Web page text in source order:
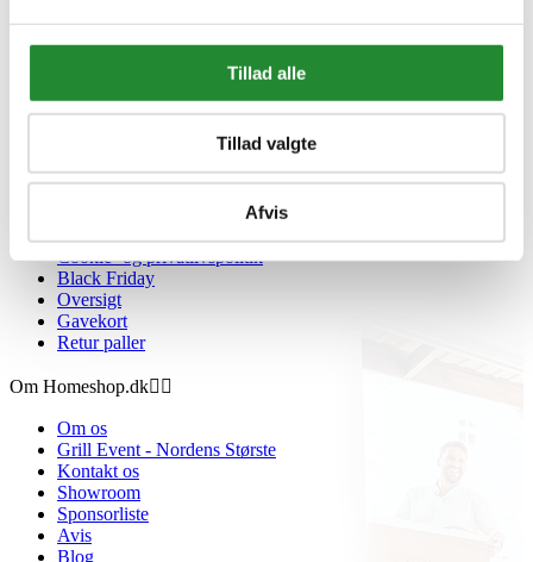
Tillad alle
Tillad valgte
Afvis
Cookie- og privatlivspolitik
Black Friday
Oversigt
Gavekort
Retur paller
Om Homeshop.dk 
Om os
Grill Event - Nordens Største
Kontakt os
Showroom
Sponsorliste
Avis
Blog